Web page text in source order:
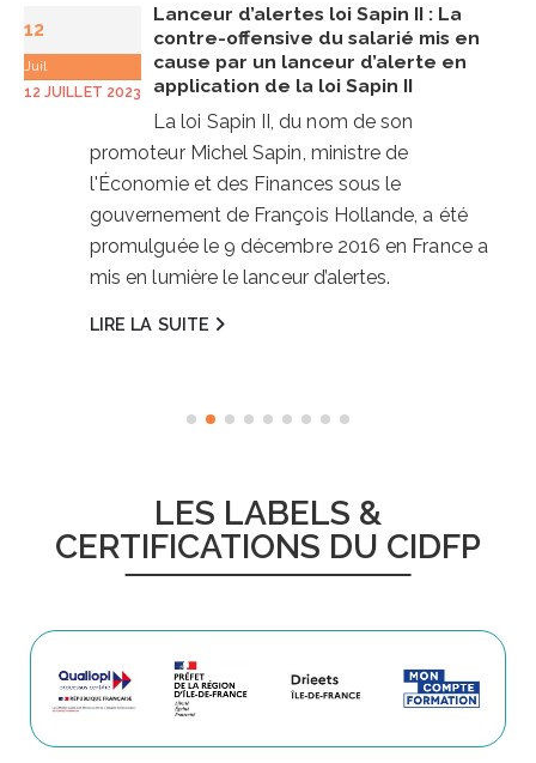
12
Juil
12 JUILLET 2023
Lanceur d’alertes loi Sapin II : La
contre-offensive du salarié mis en
cause par un lanceur d’alerte en
application de la loi Sapin II
La loi Sapin II, du nom de son
promoteur Michel Sapin, ministre de
l'Économie et des Finances sous le
gouvernement de François Hollande, a été
promulguée le 9 décembre 2016 en France a
mis en lumière le lanceur d’alertes.
LIRE LA SUITE
LES LABELS &
CERTIFICATIONS DU CIDFP